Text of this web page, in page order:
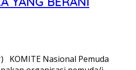
KOMITE Nasional Pemuda